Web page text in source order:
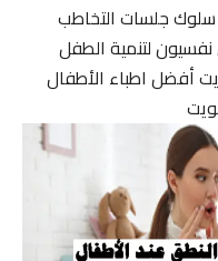
جلسات التخاطب
لتنمية الطفل
أفضل اطباء الأطفال